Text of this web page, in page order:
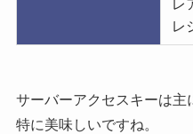
レ
レ
サーバーアクセスキーは
特に美味しいですね。